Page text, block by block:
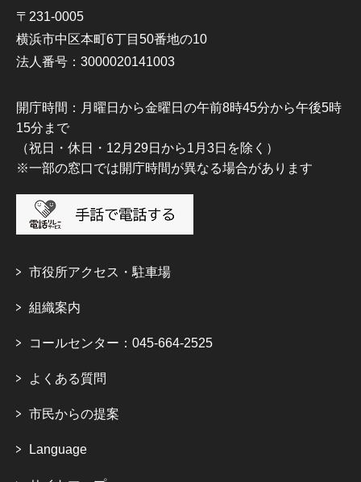
〒231-0005
横浜市中区本町6丁目50番地の10
法人番号：3000020141003
開庁時間：月曜日から金曜日の午前8時45分から午後5時
15分まで
（祝日・休日・12月29日から1月3日を除く）
※一部の窓口では開庁時間が異なる場合があります
市役所アクセス・駐車場
組織案内
コールセンター：045-664-2525
よくある質問
市民からの提案
Language